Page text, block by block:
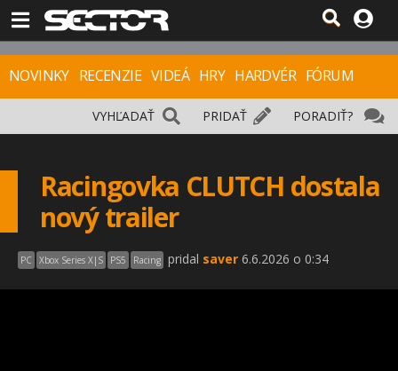
NOVINKY RECENZIE VIDEÁ HRY HARDVÉR FÓRUM
PORADIŤ?
PRIDAŤ
VYHĽADAŤ
Racingovka CLUTCH dostala
nový trailer
PC Xbox Series X|S PS5 Racing pridal saver 6.6.2026 o 0:34